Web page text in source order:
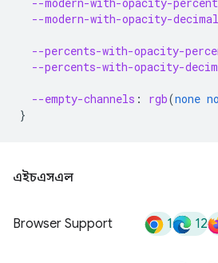
--modern-with-opacity-decimal
--percents-with-opacity-
--percents-with-opacity-
--empty-channels : rgb(none
}
এইচএসএল
Browser Support 1 12